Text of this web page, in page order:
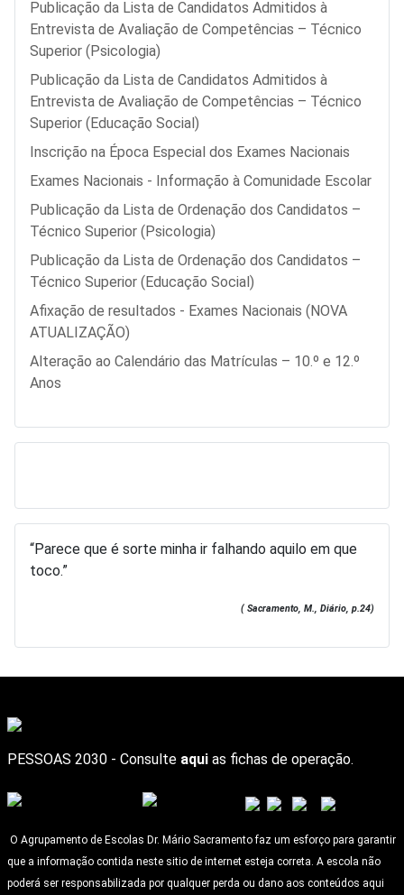
Publicação da Lista de Candidatos Admitidos à
Entrevista de Avaliação de Competências – Técnico
Superior (Psicologia)
Publicação da Lista de Candidatos Admitidos à
Entrevista de Avaliação de Competências – Técnico
Superior (Educação Social)
Inscrição na Época Especial dos Exames Nacionais
Exames Nacionais - Informação à Comunidade Escolar
Publicação da Lista de Ordenação dos Candidatos –
Técnico Superior (Psicologia)
Publicação da Lista de Ordenação dos Candidatos –
Técnico Superior (Educação Social)
Afixação de resultados - Exames Nacionais (NOVA
ATUALIZAÇÃO)
Alteração ao Calendário das Matrículas – 10.º e 12.º
Anos
“Parece que é sorte minha ir falhando aquilo em que
toco.”
( Sacramento, M., Diário, p.24)
PESSOAS 2030 - Consulte aqui as fichas de operação.
O Agrupamento de Escolas Dr. Mário Sacramento faz um esforço para garantir
que a informação contida neste sitio de internet esteja correta. A escola não
poderá ser responsabilizada por qualquer perda ou dano aos conteúdos aqui